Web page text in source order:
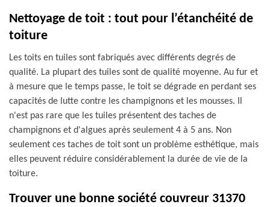
Nettoyage de toit : tout pour l’étanchéité de
toiture
Les toits en tuiles sont fabriqués avec différents degrés de
qualité. La plupart des tuiles sont de qualité moyenne. Au fur et
à mesure que le temps passe, le toit se dégrade en perdant ses
capacités de lutte contre les champignons et les mousses. Il
n'est pas rare que les tuiles présentent des taches de
champignons et d'algues après seulement 4 à 5 ans. Non
seulement ces taches de toit sont un problème esthétique, mais
elles peuvent réduire considérablement la durée de vie de la
toiture.
Trouver une bonne société couvreur 31370